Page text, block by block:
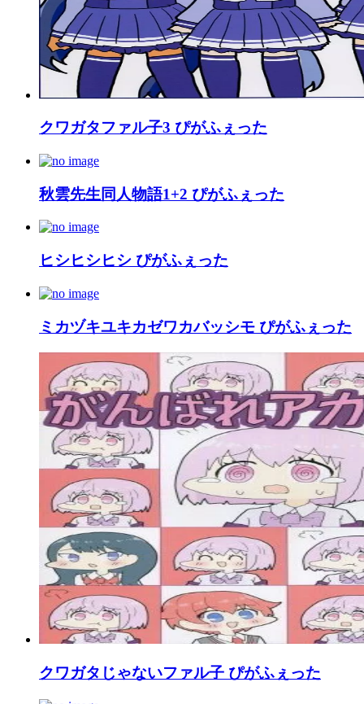
クワガタファル子3 ぴがふぇった
秋雲先生同人物語1+2 ぴがふぇった
ヒシヒシヒシ ぴがふぇった
ミカヅキユキカゼワカバッシモ ぴがふぇった
クワガタじゃないファル子 ぴがふぇった